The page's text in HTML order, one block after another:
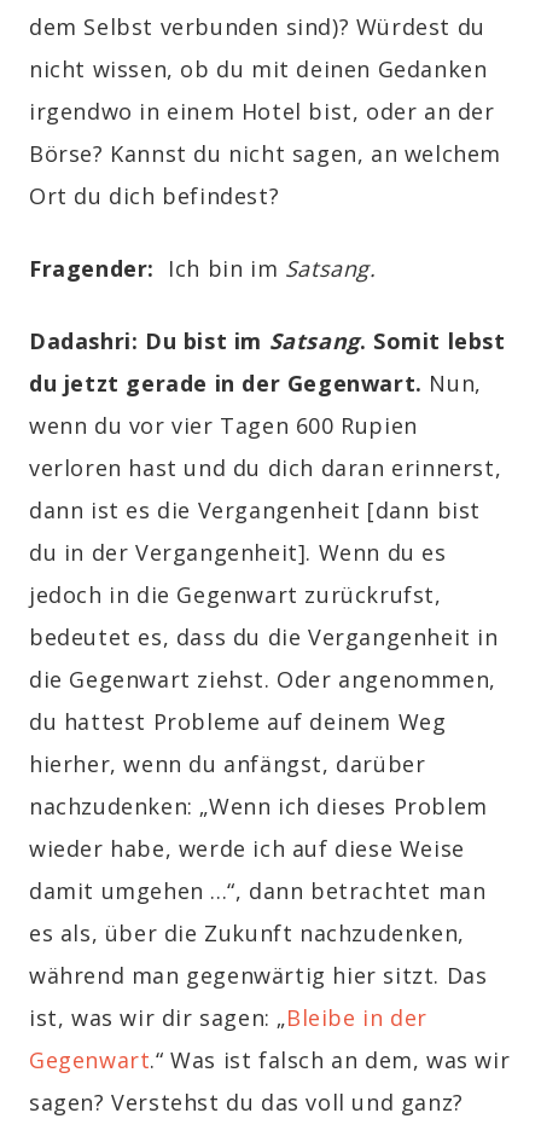
dem Selbst verbunden sind)? Würdest du
nicht wissen, ob du mit deinen Gedanken
irgendwo in einem Hotel bist, oder an der
Börse? Kannst du nicht sagen, an welchem
Ort du dich befindest?
Fragender: Ich bin im Satsang.
Dadashri: Du bist im Satsang. Somit lebst
du jetzt gerade in der Gegenwart. Nun,
wenn du vor vier Tagen 600 Rupien
verloren hast und du dich daran erinnerst,
dann ist es die Vergangenheit [dann bist
du in der Vergangenheit]. Wenn du es
jedoch in die Gegenwart zurückrufst,
bedeutet es, dass du die Vergangenheit in
die Gegenwart ziehst. Oder angenommen,
du hattest Probleme auf deinem Weg
hierher, wenn du anfängst, darüber
nachzudenken: „Wenn ich dieses Problem
wieder habe, werde ich auf diese Weise
damit umgehen ...“, dann betrachtet man
es als, über die Zukunft nachzudenken,
während man gegenwärtig hier sitzt. Das
ist, was wir dir sagen: „Bleibe in der
Gegenwart.“ Was ist falsch an dem, was wir
sagen? Verstehst du das voll und ganz?